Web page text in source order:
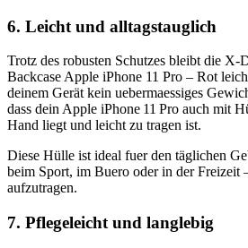
6. Leicht und alltagstauglich
Trotz des robusten Schutzes bleibt die X-
Backcase Apple iPhone 11 Pro – Rot
deinem Gerät kein uebermaessiges
dass dein Apple iPhone 11 Pro auch mit
Hand liegt und leicht zu tragen ist.
Diese Hülle ist ideal fuer den täglichen
beim Sport, im Buero oder in der Freizeit
aufzutragen.
7. Pflegeleicht und langlebig